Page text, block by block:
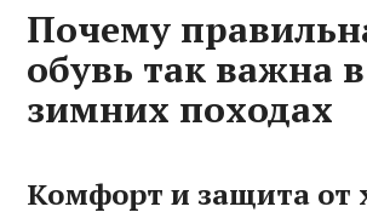
Почему
обувь так важна в
зимних походах
Комфорт и защита от